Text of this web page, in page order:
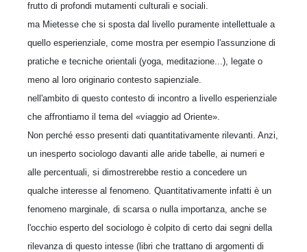
frutto di profondi mutamenti culturali e sociali.
ma Mietesse che si sposta dal livello puramente intellettuale a
quello esperienziale, come mostra per esempio l'assunzione di
pratiche e tecniche orientali (yoga, meditazione...), legate o
meno al loro originario contesto sapienziale.
nell'ambito di questo contesto di incontro a livello esperienziale
che affrontiamo il tema del «viaggio ad Oriente».
Non perché esso presenti dati quantitativamente rilevanti. Anzi,
un inesperto sociologo davanti alle aride tabelle, ai numeri e
alle percentuali, si dimostrerebbe restio a concedere un
qualche interesse al fenomeno. Quantitativamente infatti è un
fenomeno marginale, di scarsa o nulla importanza, anche se
l'occhio esperto del sociologo è colpito di certo dai segni della
rilevanza di questo intesse (libri che trattano di argomenti di